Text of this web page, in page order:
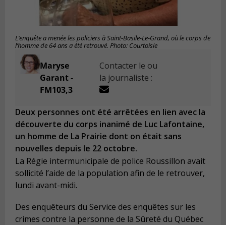
L’enquête a menée les policiers à Saint-Basile-Le-Grand, où le corps de
l’homme de 64 ans a été retrouvé. Photo: Courtoisie
Maryse
Garant -
FM103,3
Contacter le ou
la journaliste :
Deux personnes ont été arrêtées en lien avec la
découverte du corps inanimé de Luc Lafontaine,
un homme de La Prairie dont on était sans
nouvelles depuis le 22 octobre.
La Régie intermunicipale de police Roussillon avait
sollicité l’aide de la population afin de le retrouver,
lundi avant-midi.
Des enquêteurs du Service des enquêtes sur les
crimes contre la personne de la Sûreté du Québec